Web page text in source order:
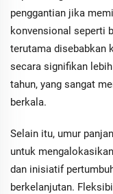
penggantian jika
konvensional seperti
terutama disebabkan
secara signifikan
tahun, yang sangat
berkala.
Selain itu, umur
untuk
dan inisiatif
berkelanjutan.